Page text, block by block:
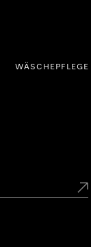
WÄSCHEPFLEGE